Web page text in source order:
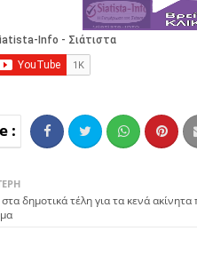
στα δημοτικά τέλη για τα κενά